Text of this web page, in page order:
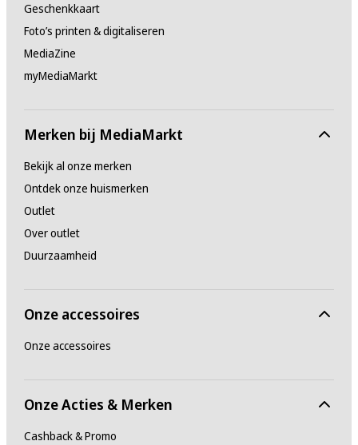
Geschenkkaart
Foto’s printen & digitaliseren
MediaZine
myMediaMarkt
Merken bij MediaMarkt
Bekijk al onze merken
Ontdek onze huismerken
Outlet
Over outlet
Duurzaamheid
Onze accessoires
Onze accessoires
Onze Acties & Merken
Cashback & Promo